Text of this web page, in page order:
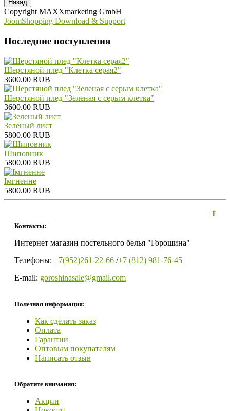
Copyright MAXXmarketing GmbH
JoomShopping Download & Support
Последние поступления
Шерстяной плед "Клетка серая2"
3600.00 RUB
Шерстяной плед "Зеленая с серым клетка"
3600.00 RUB
Зеленый лист
5800.00 RUB
Шиповник
5800.00 RUB
Iмгненне
5800.00 RUB
Контакты:
Интернет магазин постельного белья "Горошина"
Телефоны: +7(952)261-22-66 /+7 (812) 981-76-45
E-mail: goroshinasale@gmail.com
Полезная информация:
Как сделать заказ
Оплата
Гарантии
Оптовым покупателям
Написать отзыв
Обратите внимания:
Акции
⇑